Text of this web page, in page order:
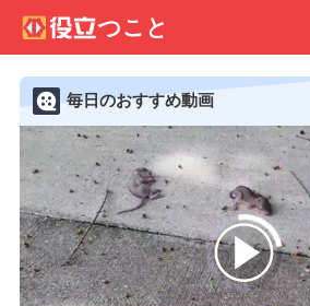
毎日のおすすめ動画